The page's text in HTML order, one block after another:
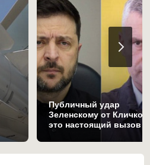
Публичный удар
Зеленскому от Кличко:
это настоящий вызов